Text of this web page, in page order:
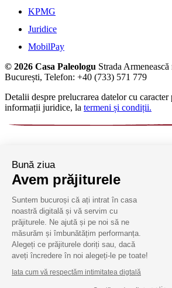
KPMG
Juridice
MobilPay
© 2026 Casa Paleologu Strada
București, Telefon: +40 (733) 571 779
Detalii despre prelucrarea datelor cu caracter
informații juridice, la termeni și condiții.
Bună ziua
Avem prăjiturele
Suntem bucuroși că ați intrat în casa
noastră digitală și vă servim cu
prăjiturele. Ne ajută și pe noi să ne
măsurăm și îmbunătățim performanța.
Alegeți ce prăjiturele doriți sau, dacă
aveți încredere în noi alegeți-le pe toate!
Iata cum vă respectăm intimitatea digtală